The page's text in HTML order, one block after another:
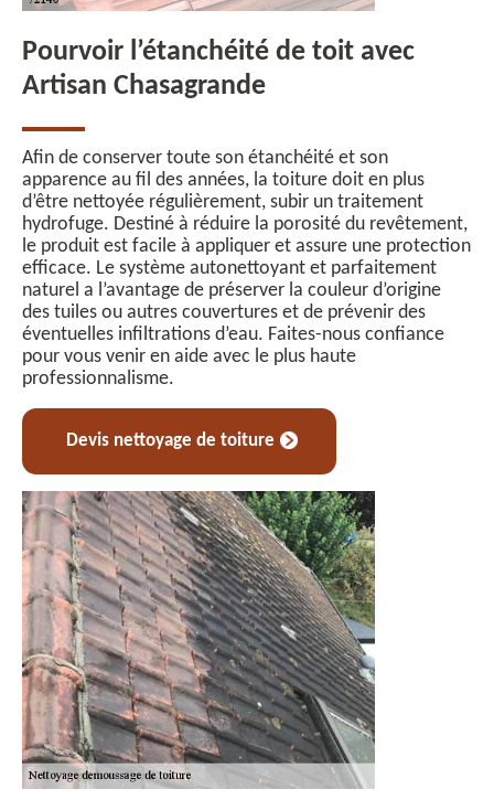
Pourvoir l’étanchéité de toit avec
Artisan Chasagrande
Afin de conserver toute son étanchéité et son
apparence au fil des années, la toiture doit en plus
d’être nettoyée régulièrement, subir un traitement
hydrofuge. Destiné à réduire la porosité du revêtement,
le produit est facile à appliquer et assure une protection
efficace. Le système autonettoyant et parfaitement
naturel a l’avantage de préserver la couleur d’origine
des tuiles ou autres couvertures et de prévenir des
éventuelles infiltrations d’eau. Faites-nous confiance
pour vous venir en aide avec le plus haute
professionnalisme.
Devis nettoyage de toiture